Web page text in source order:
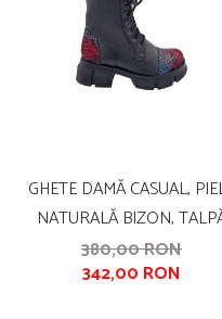
GHETE DAMĂ CASUAL,
NATURALĂ BIZON,
UȘOARĂ CU STRIAȚI, ȘARPE
COLORAT, NEGRU
380,00 RON
342,00 RON